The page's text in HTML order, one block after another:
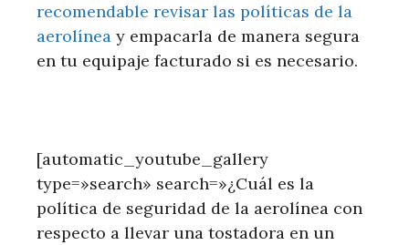
recomendable revisar las políticas de la
aerolínea y empacarla de manera segura
en tu equipaje facturado si es necesario.
[automatic_youtube_gallery
type=»search» search=»¿Cuál es la
política de seguridad de la aerolínea con
respecto a llevar una tostadora en un